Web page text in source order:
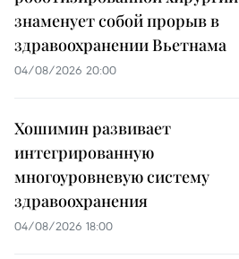
знаменует собой прорыв в
здравоохранении Вьетнама
04/08/2026 20:00
Хошимин развивает
интегрированную
многоуровневую систему
здравоохранения
04/08/2026 18:00